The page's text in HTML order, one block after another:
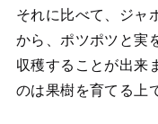
それに比べて、ジャ
から、ポツポツと実
収穫することが出来
のは果樹を育てる上